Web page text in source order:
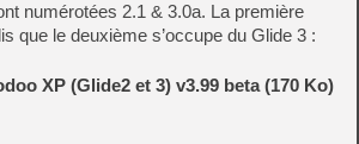
numérotées 2.1 & 3.0a. La première
que le deuxième s’occupe du Glide 3 :
XP (Glide2 et 3) v3.99 beta (170 Ko)